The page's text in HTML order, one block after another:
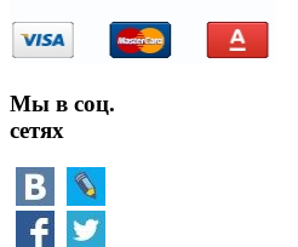
Мы в соц.
сетях